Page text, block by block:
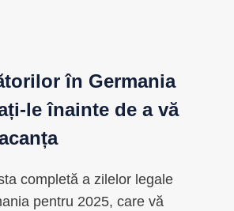
în Germania
le înainte de a vă
completă a zilelor legale
pentru 2025, care vă